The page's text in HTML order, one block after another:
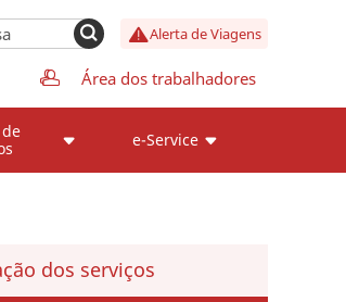
Alerta de Viagens
Área dos trabalhadores
e-Service
dos serviços